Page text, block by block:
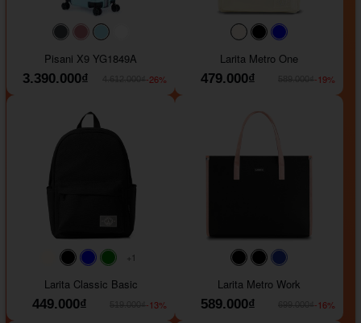
#40454a#b76e79
#9ad8e7
Pisani X9 YG1849A
3.390.000₫
-26%
#faf0e6#000000
Larita Metro One
479.000₫
-19%
#faf0e6
#000000#0000FF#008000
+1
Larita Classic Basic
449.000₫
-13%
#000000#000000
Larita Metro Work
589.000₫
-16%